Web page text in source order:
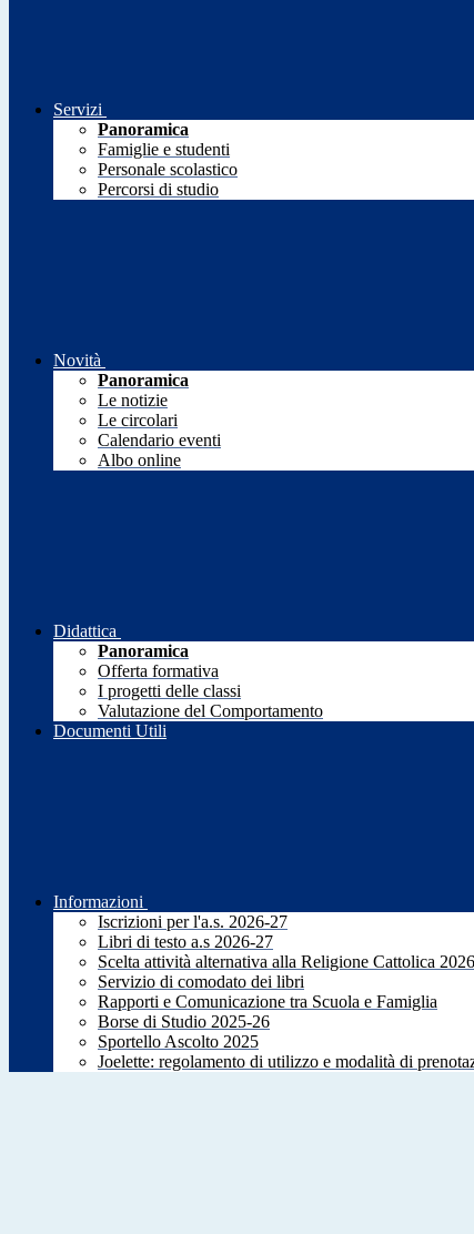
Servizi
Panoramica
Famiglie e studenti
Personale scolastico
Percorsi di studio
Novità
Panoramica
Le notizie
Le circolari
Calendario eventi
Albo online
Didattica
Panoramica
Offerta formativa
I progetti delle classi
Valutazione del Comportamento
Documenti Utili
Informazioni
Iscrizioni per l'a.s. 2026-27
Libri di testo a.s 2026-27
Scelta attività alternativa alla Religione Cattolica
Servizio di comodato dei libri
Rapporti e Comunicazione tra Scuola e Famiglia
Borse di Studio 2025-26
Sportello Ascolto 2025
Joelette: regolamento di utilizzo e modalità di